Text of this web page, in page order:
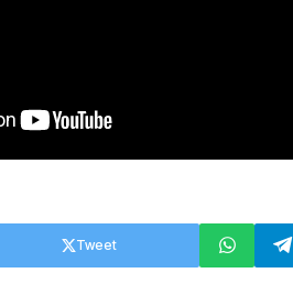
Tweet